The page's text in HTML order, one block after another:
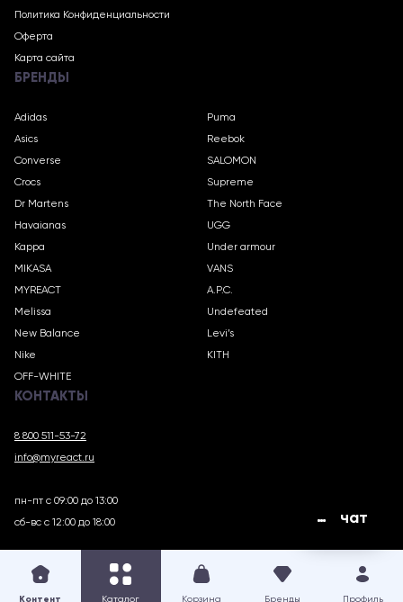
Политика Конфиденциальности
Оферта
Карта сайта
БРЕНДЫ
Adidas
Asics
Converse
Crocs
Dr Martens
Havaianas
Kappa
MIKASA
MYREACT
Melissa
New Balance
Nike
OFF-WHITE
Puma
Reebok
SALOMON
Supreme
The North Face
UGG
Under armour
VANS
A.P.C.
Undefeated
Levi’s
KITH
КОНТАКТЫ
8 800 511-53-72
info@myreact.ru
пн-пт с 09:00 до 13:00
сб-вс с 12:00 до 18:00
Контент Каталог Корзина Бренды Профиль
чат